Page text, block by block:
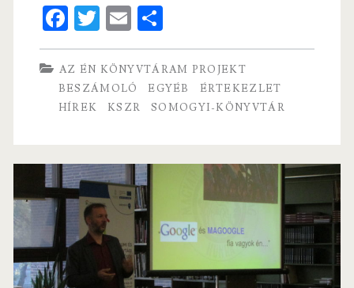
2020
Fa
ce
b
o
o
T
w
itt
er
E
m
ai
l
S
ha
re
AZ ÉN KÖNYVTÁRAM PROJEKT
BESZÁMOLÓ
EGYÉB
ÉRTEKEZLET
HÍREK
KSZR SOMOGYI-KÖNYVTÁR